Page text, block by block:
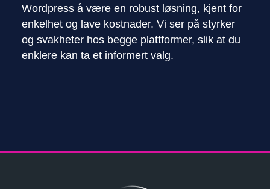
Wordpress å være en robust løsning, kjent for
enkelhet og lave kostnader. Vi ser på styrker
og svakheter hos begge plattformer, slik at du
enklere kan ta et informert valg.